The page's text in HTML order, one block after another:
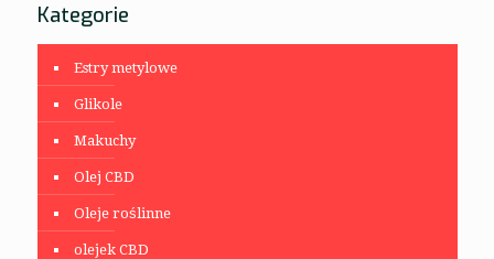
Kategorie
Estry metylowe
Glikole
Makuchy
Olej CBD
Oleje roślinne
olejek CBD